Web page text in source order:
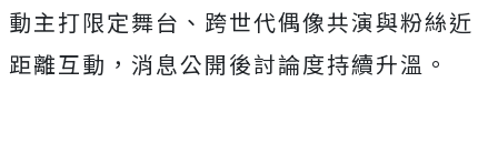
動主打限定舞台、跨世代偶像共演與粉絲近
距離互動，消息公開後討論度持續升溫。